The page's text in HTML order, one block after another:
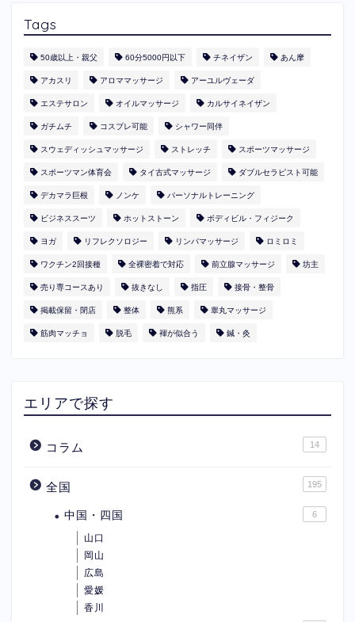
Tags
50歳以上・親父 60分5000円以下 ​チネイザン あん摩
アカスリ アロママッサージ アーユルヴェーダ
エステサロン オイルマッサージ カルサイネイザン
ガチムチ コスプレ可能 シャワー同伴
スウェディッシュマッサージ ストレッチ スポーツマッサージ
スポーツマン体育会 タイ古式マッサージ ダブルセラピスト可能
デカマラ巨根 ノンケ パーソナルトレーニング
ビジネススーツ ホットストーン ボディビル・フィジーク
ヨガ リフレクソロジー リンパマッサージ ロミロミ
ワクチン2回接種 全裸密着で対応 前立腺マッサージ 坊主
売り専コースあり 抜きなし 指圧 接骨・整骨
掲載保留・閉店 整体 熊系 睾丸マッサージ
筋肉マッチョ 脱毛 褌が似合う 鍼・灸
エリアで探す
コラム 14
全国 195
中国・四国 6
山口
岡山
広島
愛媛
香川